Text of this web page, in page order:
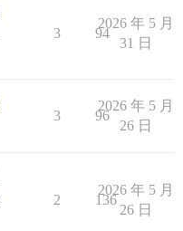
3 94
2026 年 5 月
31 日
3 96
2026 年 5 月
26 日
2 136
2026 年 5 月
26 日